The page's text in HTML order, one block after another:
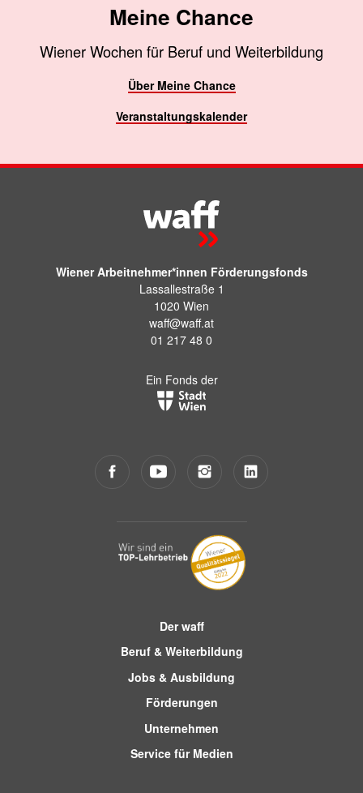
Meine Chance
Wiener Wochen für Beruf und Weiterbildung
Über Meine Chance
Veranstaltungskalender
Wiener Arbeitnehmer*innen Förderungsfonds
Lassallestraße 1
1020 Wien
waff@waff.at
01 217 48 0
Ein Fonds der
Der waff
Beruf & Weiterbildung
Jobs & Ausbildung
Förderungen
Unternehmen
Service für Medien